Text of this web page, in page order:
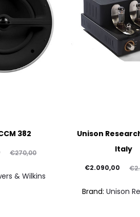
382
€270,00
& Wilkins
Unison
Italy
€
Il
€2.090,00
Il
Brand: Unison